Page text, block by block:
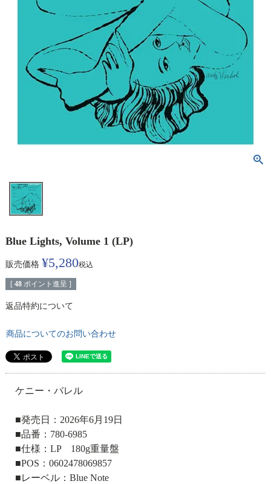
Blue Lights, Volume 1 (LP)
販売価格 ¥5,280税込
[ 48 ポイント進呈 ]
返品特約について
商品についてのお問い合わせ
ケニー・バレル
■発売日：2026年6月19日
■品番：780-6985
■仕様：LP 180g重量盤
■POS：0602478069857
■レーベル：Blue Note